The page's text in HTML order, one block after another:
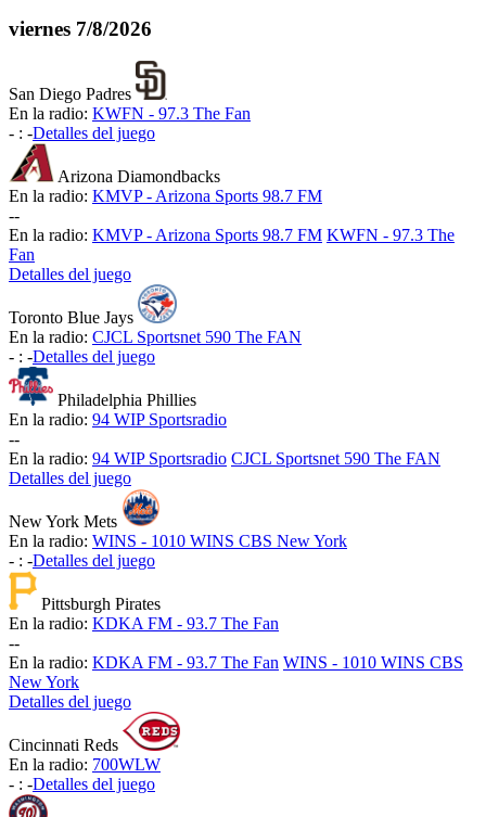
viernes 7/8/2026
San Diego Padres
En la radio: KWFN - 97.3 The Fan
- : -Detalles del juego
Arizona Diamondbacks
En la radio: KMVP - Arizona Sports 98.7 FM
--
En la radio: KMVP - Arizona Sports 98.7 FM KWFN - 97.3 The
Fan
Detalles del juego
Toronto Blue Jays
En la radio: CJCL Sportsnet 590 The FAN
- : -Detalles del juego
Philadelphia Phillies
En la radio: 94 WIP Sportsradio
--
En la radio: 94 WIP Sportsradio CJCL Sportsnet 590 The FAN
Detalles del juego
New York Mets
En la radio: WINS - 1010 WINS CBS New York
- : -Detalles del juego
Pittsburgh Pirates
En la radio: KDKA FM - 93.7 The Fan
--
En la radio: KDKA FM - 93.7 The Fan WINS - 1010 WINS CBS
New York
Detalles del juego
Cincinnati Reds
En la radio: 700WLW
- : -Detalles del juego